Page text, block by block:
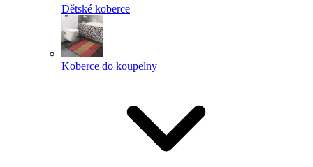
Dětské koberce
Koberce do koupelny